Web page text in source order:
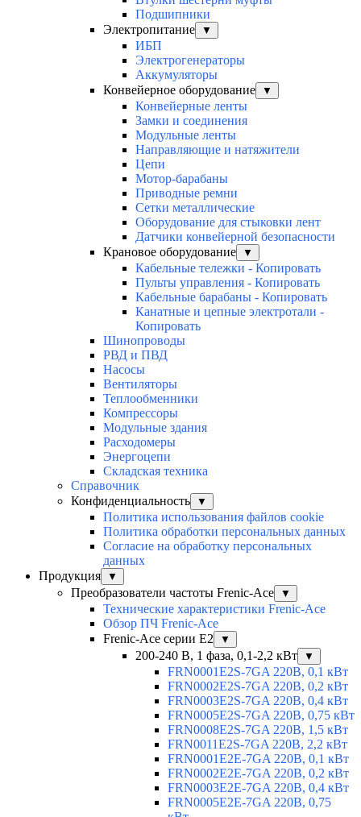
Подшипники
Электропитание
▼
ИБП
Электрогенераторы
Аккумуляторы
Конвейерное оборудование
▼
Конвейерные ленты
Замки и соединения
Модульные ленты
Направляющие и натяжители
Цепи
Мотор-барабаны
Приводные ремни
Сетки металлические
Оборудование для стыковки лент
Датчики конвейерной безопасности
Крановое оборудование
▼
Кабельные тележки - Копировать
Пульты управления - Копировать
Кабельные барабаны - Копировать
Канатные и цепные электротали -
Копировать
Шинопроводы
РВД и ПВД
Насосы
Вентиляторы
Теплообменники
Компрессоры
Модульные здания
Расходомеры
Энергоцепи
Складская техника
Справочник
Конфиденциальность
▼
Политика использования файлов cookie
Политика обработки персональных данных
Согласие на обработку персональных
данных
Продукция
▼
Преобразователи частоты Frenic-Ace ▼
Технические характеристики Frenic-Ace
Обзор ПЧ Frenic-Ace
Frenic-Ace серии E2
▼
200-240 В, 1 фаза, 0,1-2,2 кВт ▼
FRN0001E2S-7GA 220В, 0,1 кВт
FRN0002E2S-7GA 220В, 0,2 кВт
FRN0003E2S-7GA 220В, 0,4 кВт
FRN0005E2S-7GA 220В, 0,75 кВт
FRN0008E2S-7GA 220В, 1,5 кВт
FRN0011E2S-7GA 220В, 2,2 кВт
FRN0001E2E-7GA 220В, 0,1 кВт
FRN0002E2E-7GA 220В, 0,2 кВт
FRN0003E2E-7GA 220В, 0,4 кВт
FRN0005E2E-7GA 220В, 0,75